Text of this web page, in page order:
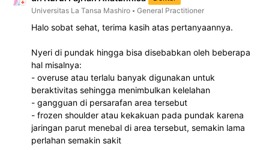
Universitas La Tansa Mashiro
General Practitioner
Halo sobat sehat, terima kasih atas pertanyaannya.
Nyeri di pundak hingga bisa disebabkan oleh beberapa
hal misalnya:
- overuse atau terlalu banyak digunakan untuk
beraktivitas sehingga menimbulkan kelelahan
- gangguan di persarafan area tersebut
- frozen shoulder atau kekakuan pada pundak karena
jaringan parut menebal di area tersebut, semakin lama
perlahan semakin sakit